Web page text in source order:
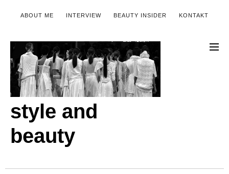
ABOUT ME INTERVIEW BEAUTY INSIDER KONTAKT
style and
beauty